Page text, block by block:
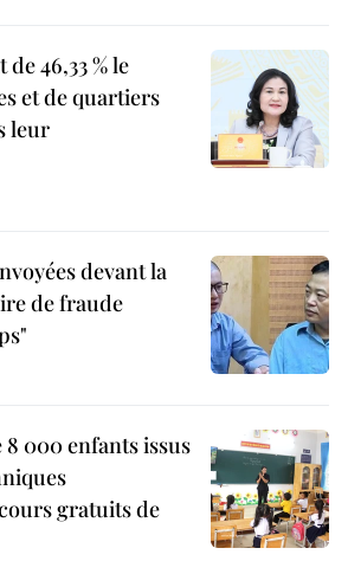
46,33 % le
et de quartiers
leur
devant la
de fraude
8 000 enfants issus
gratuits de